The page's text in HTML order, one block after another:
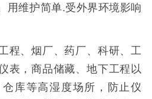
用维护简单.受外界环境影响
、烟厂、药厂、科研、工
表，商品储藏、地下工程以
库等高湿度场所，防止仪